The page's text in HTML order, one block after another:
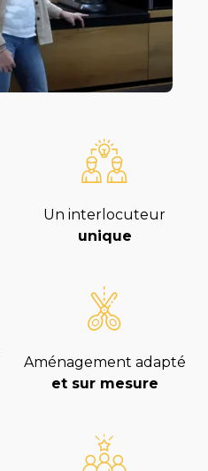
Un interlocuteur
unique
Aménagement adapté
et sur mesure